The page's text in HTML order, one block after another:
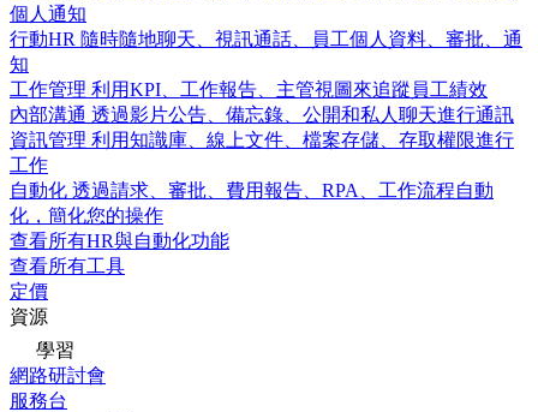
個人通知
行動HR 隨時隨地聊天、視訊通話、員工個人資料、審批、通
知
工作管理 利用KPI、工作報告、主管視圖來追蹤員工績效
內部溝通 透過影片公告、備忘錄、公開和私人聊天進行通訊
資訊管理 利用知識庫、線上文件、檔案存儲、存取權限進行
工作
自動化 透過請求、審批、費用報告、RPA、工作流程自動
化，簡化您的操作
查看所有HR與自動化功能
查看所有工具
定價
資源
學習
網路研討會
服務台